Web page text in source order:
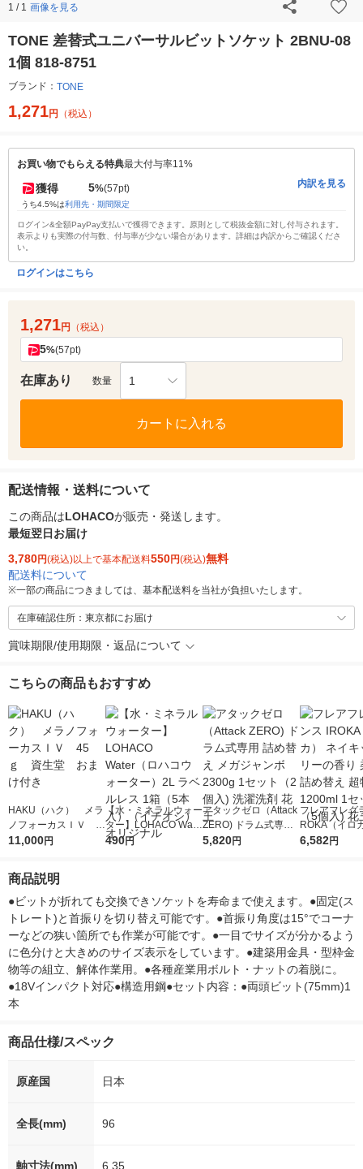
1 / 1 画像を見る
TONE 差替式ユニバーサルビットソケット 2BNU-08
1個 818-8751
ブランド： TONE
1,271円 （税込）
お買い物でもらえる特典最大付与率11%
獲得 5%(57pt)
うち4.5%は利用先・期間限定
内訳を見る
ログイン&全額PayPay支払いで獲得できます。原則として税抜金額に対し付与されます。
表示よりも実際の付与数、付与率が少ない場合があります。詳細は内訳からご確認くださ
い。
ログインはこちら
1,271円 （税込）
5%(57pt)
在庫あり 数量 1
カートに入れる
配送情報・送料について
この商品はLOHACOが販売・発送します。
最短翌日お届け
3,780円(税込)以上で基本配送料550円(税込)無料
配送料について
※一部の商品につきましては、基本配送料を当社が負担いたします。
在庫確認住所：東京都にお届け
賞味期限/使用期限・返品について
こちらの商品もおすすめ
HAKU（ハク） メラ
ノフォーカスＩＶ 4
5ｇ 資生堂 おまけ
11,000円
【水・ミネラルウォー
ター】LOHACO Wate
r（ロハコウォータ
490円
アタックゼロ（Attack
ZERO) ドラム式専用
詰め替え メガジャン
5,820円
フレアフレグ
ROKA（イロ
イキッドリリ
6,582円
商品説明
●ビットが折れても交換できソケットを寿命まで使えます。●固定(ス
トレート)と首振りを切り替え可能です。●首振り角度は15°でコーナ
ーなどの狭い箇所でも作業が可能です。●一目でサイズが分かるよう
に色分けと大きめのサイズ表示をしています。●建築用金具・型枠金
物等の組立、解体作業用。●各種産業用ボルト・ナットの着脱に。
●18Vインパクト対応●構造用鋼●セット内容：●両頭ビット(75mm)1
本
商品仕様/スペック
原産国 日本
全長(mm) 96
軸寸法(mm) 6.35